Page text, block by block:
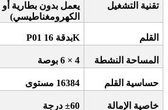
تقنية التشغيل
يعمل بدون بطارية
الكهرومغناطيسي)
القلم P01 بدقة 16K
المساحة النشطة 4 × 6 بوصة
حساسية القلم 16384 مستوى
خاصية الإمالة ±60 درجة